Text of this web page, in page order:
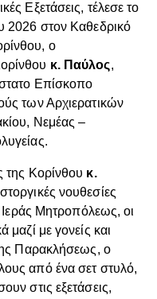
Εξετάσεις, τέλεσε το
2026 στον Καθεδρικό
ο
κ. Παύλος,
Επίσκοπο
των Αρχιερατικών
Νεμέας –
της Κορίνθου κ.
νουθεσίες
Ιεράς Μητροπόλεως, οι
μαζί με γονείς και
Παρακλήσεως, ο
από ένα σετ στυλό,
στις εξετάσεις,